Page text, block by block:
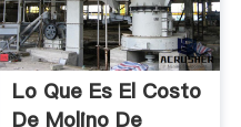
Lo Que Es El Costo
De Molino De